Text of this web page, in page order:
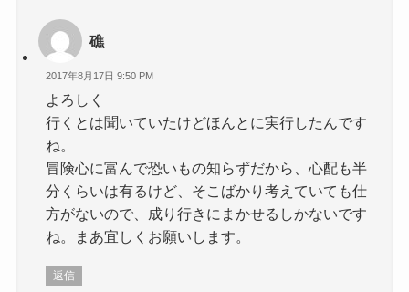
礁
2017年8月17日 9:50 PM
よろしく
行くとは聞いていたけどほんとに実行したんです
ね。
冒険心に富んで恐いもの知らずだから、心配も半
分くらいは有るけど、そこばかり考えていても仕
方がないので、成り行きにまかせるしかないです
ね。まあ宜しくお願いします。
返信